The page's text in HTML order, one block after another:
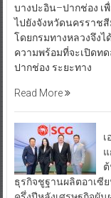
บางปะอิน–ปากช่อง เ
ไปยังจังหวัดนครรา
โดยกรมทางหลวงจึง
ความพร้อมที่จะเปิดทด
ปากช่อง ระยะทาง
Read More
ธุรกิจชูฐานผลิตอาเซี